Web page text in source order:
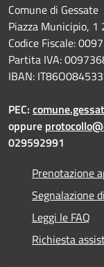
Comune di Gessate
Piazza Municipio,
Codice Fiscale:
Partita IVA:
IBAN:
PEC:
oppure
029592991
Prenotazione
Segnalazione
Leggi le FAQ
Richiesta